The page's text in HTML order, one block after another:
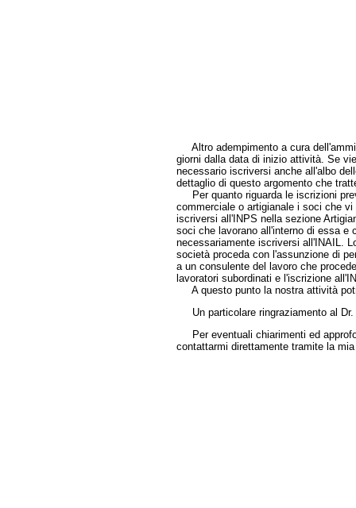
Altro adempimento a cura
giorni dalla data di inizio attività. Se
necessario iscriversi anche all'albo
dettaglio di questo argomento che
Per quanto riguarda le iscrizioni
commerciale o artigianale i soci che
iscriversi all'INPS nella sezione
soci che lavorano all'interno di essa e
necessariamente iscriversi all'INAIL.
società proceda con l'assunzione di
a un consulente del lavoro che
lavoratori subordinati e l'iscrizione
A questo punto la nostra attività
Un particolare ringraziamento al Dr.
Per eventuali chiarimenti ed
contattarmi direttamente tramite la